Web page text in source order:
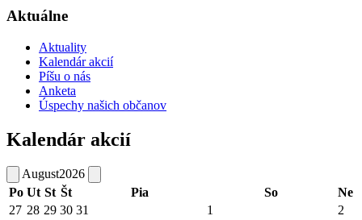
Aktuálne
Aktuality
Kalendár akcií
Píšu o nás
Anketa
Úspechy našich občanov
Kalendár akcií
August2026
Po Ut St Št Pia So
Ne
27 28 29 30 31 1 2